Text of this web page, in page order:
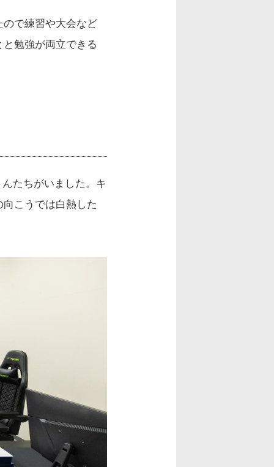
で練習や大会など
勉強が両立できる
たちがいました。キ
こうでは白熱した